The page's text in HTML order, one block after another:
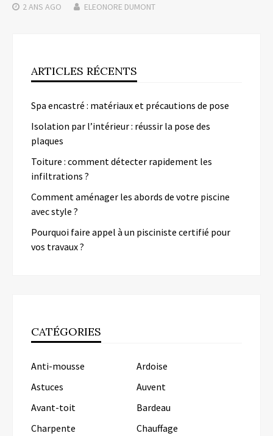
2 ANS AGO ELEONORE DUMONT
ARTICLES RÉCENTS
Spa encastré : matériaux et précautions de pose
Isolation par l’intérieur : réussir la pose des
plaques
Toiture : comment détecter rapidement les
infiltrations ?
Comment aménager les abords de votre piscine
avec style ?
Pourquoi faire appel à un pisciniste certifié pour
vos travaux ?
CATÉGORIES
Anti-mousse
Ardoise
Astuces
Auvent
Avant-toit
Bardeau
Charpente
Chauffage